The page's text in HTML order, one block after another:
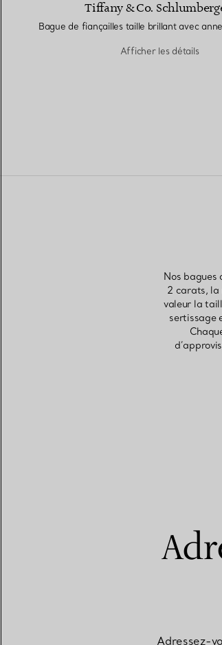
Tiffany & Co.
Afficher les détails
Nos bagues
2 carats, la
valeur la
sertissage
Adressez-